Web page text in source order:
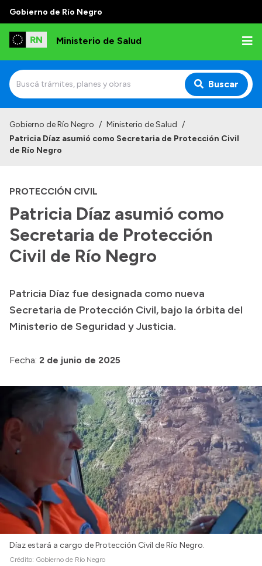
Gobierno de Río Negro
Ministerio de Salud
Buscar
Institucional
Autoridades
Consejos locales
Transparencia
Boletín Oficial
Compras y licitaciones
Consulta de pago a proveedores
Intranet
Login
Gobierno de Río Negro / Ministerio de Salud /
Patricia Díaz asumió como Secretaria de Protección Civil
de Río Negro
PROTECCIÓN CIVIL
Patricia Díaz asumió como
Secretaria de Protección
Civil de Río Negro
Patricia Díaz fue designada como nueva
Secretaria de Protección Civil, bajo la órbita del
Ministerio de Seguridad y Justicia.
Fecha: 2 de junio de 2025
Díaz estará a cargo de Protección Civil de Río Negro.
Crédito: Gobierno de Río Negro